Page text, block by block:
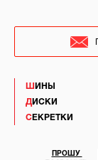
ШИНЫ
ДИСКИ
СЕКРЕТКИ
ПРОШУ